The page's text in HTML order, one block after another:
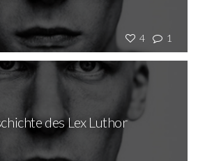
4 1
des Lex Luthor